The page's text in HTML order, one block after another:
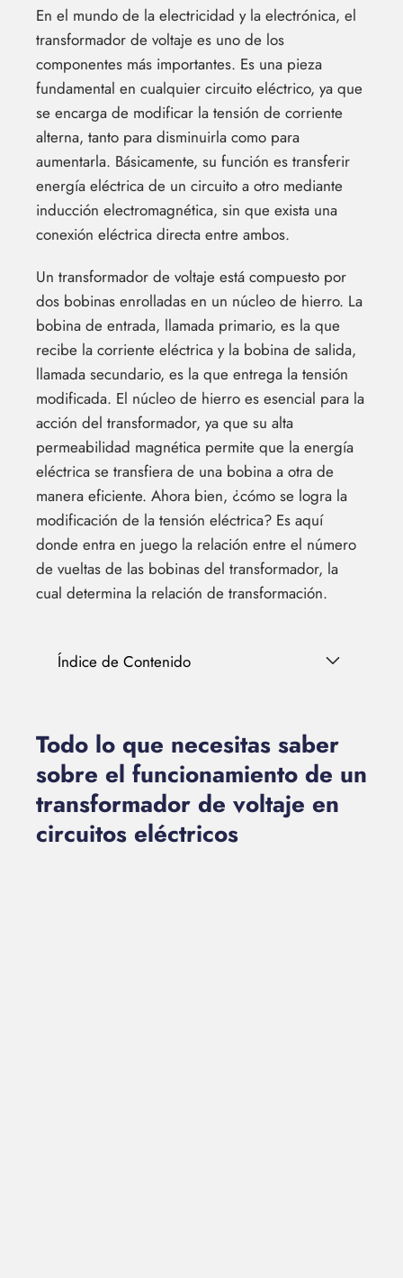
En el mundo de la electricidad y la electrónica, el
transformador de voltaje es uno de los
componentes más importantes. Es una pieza
fundamental en cualquier circuito eléctrico, ya que
se encarga de modificar la tensión de corriente
alterna, tanto para disminuirla como para
aumentarla. Básicamente, su función es transferir
energía eléctrica de un circuito a otro mediante
inducción electromagnética, sin que exista una
conexión eléctrica directa entre ambos.
Un transformador de voltaje está compuesto por
dos bobinas enrolladas en un núcleo de hierro. La
bobina de entrada, llamada primario, es la que
recibe la corriente eléctrica y la bobina de salida,
llamada secundario, es la que entrega la tensión
modificada. El núcleo de hierro es esencial para la
acción del transformador, ya que su alta
permeabilidad magnética permite que la energía
eléctrica se transfiera de una bobina a otra de
manera eficiente. Ahora bien, ¿cómo se logra la
modificación de la tensión eléctrica? Es aquí
donde entra en juego la relación entre el número
de vueltas de las bobinas del transformador, la
cual determina la relación de transformación.
Índice de Contenido
Todo lo que necesitas saber
sobre el funcionamiento de un
transformador de voltaje en
circuitos eléctricos